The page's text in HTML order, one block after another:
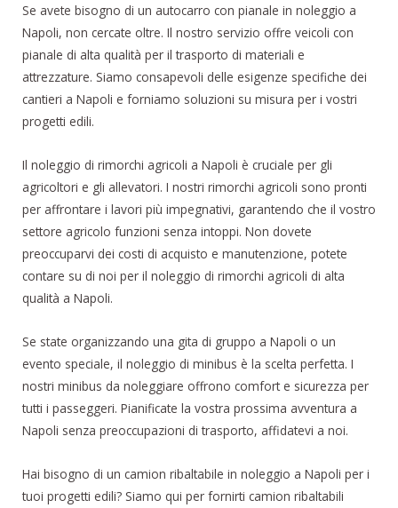
Se avete bisogno di un autocarro con pianale in noleggio a
Napoli, non cercate oltre. Il nostro servizio offre veicoli con
pianale di alta qualità per il trasporto di materiali e
attrezzature. Siamo consapevoli delle esigenze specifiche dei
cantieri a Napoli e forniamo soluzioni su misura per i vostri
progetti edili.
Il noleggio di rimorchi agricoli a Napoli è cruciale per gli
agricoltori e gli allevatori. I nostri rimorchi agricoli sono pronti
per affrontare i lavori più impegnativi, garantendo che il vostro
settore agricolo funzioni senza intoppi. Non dovete
preoccuparvi dei costi di acquisto e manutenzione, potete
contare su di noi per il noleggio di rimorchi agricoli di alta
qualità a Napoli.
Se state organizzando una gita di gruppo a Napoli o un
evento speciale, il noleggio di minibus è la scelta perfetta. I
nostri minibus da noleggiare offrono comfort e sicurezza per
tutti i passeggeri. Pianificate la vostra prossima avventura a
Napoli senza preoccupazioni di trasporto, affidatevi a noi.
Hai bisogno di un camion ribaltabile in noleggio a Napoli per i
tuoi progetti edili? Siamo qui per fornirti camion ribaltabili